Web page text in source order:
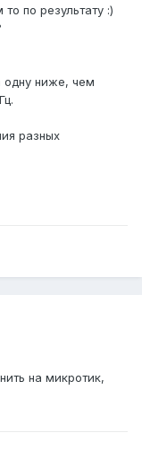
по результату :)
одну ниже, чем
разных
на микротик,